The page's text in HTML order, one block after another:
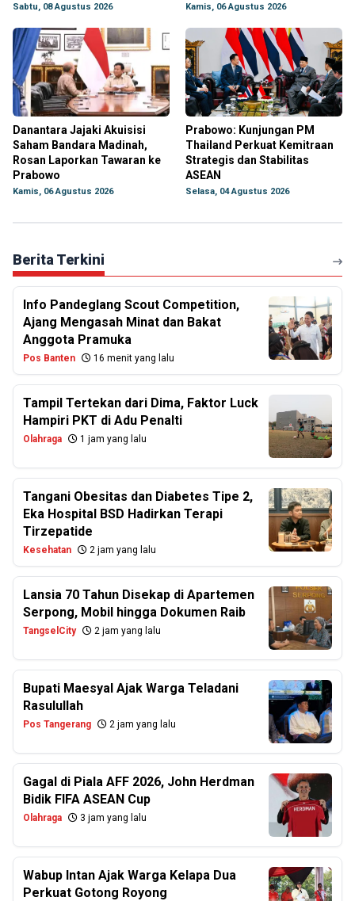
Sabtu, 08 Agustus 2026 Kamis, 06 Agustus 2026
Danantara Jajaki Akuisisi
Saham Bandara Madinah,
Rosan Laporkan Tawaran ke
Prabowo
Kamis, 06 Agustus 2026
Prabowo: Kunjungan PM
Thailand Perkuat Kemitraan
Strategis dan Stabilitas
ASEAN
Selasa, 04 Agustus 2026
Berita Terkini
Info Pandeglang Scout Competition,
Ajang Mengasah Minat dan Bakat
Anggota Pramuka
Pos Banten 16 menit yang lalu
Tampil Tertekan dari Dima, Faktor Luck
Hampiri PKT di Adu Penalti
Olahraga 1 jam yang lalu
Tangani Obesitas dan Diabetes Tipe 2,
Eka Hospital BSD Hadirkan Terapi
Tirzepatide
Kesehatan 2 jam yang lalu
Lansia 70 Tahun Disekap di Apartemen
Serpong, Mobil hingga Dokumen Raib
TangselCity 2 jam yang lalu
Bupati Maesyal Ajak Warga Teladani
Rasulullah
Pos Tangerang 2 jam yang lalu
Gagal di Piala AFF 2026, John Herdman
Bidik FIFA ASEAN Cup
Olahraga 3 jam yang lalu
Wabup Intan Ajak Warga Kelapa Dua
Perkuat Gotong Royong